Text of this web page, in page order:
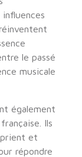
le passé
musicale
également
Ils
et
répondre